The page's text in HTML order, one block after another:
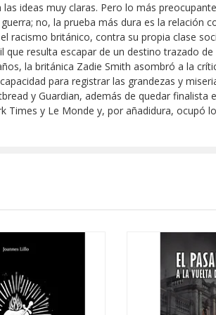
ideas muy claras. Pero lo más
no, la prueba más dura es la relación
racismo británico, contra su propia clase
resulta escapar de un destino trazado
la británica Zadie Smith asombró a la
para registrar las grandezas y
y Guardian, además de quedar
Times y Le Monde y, por añadidura, ocupó